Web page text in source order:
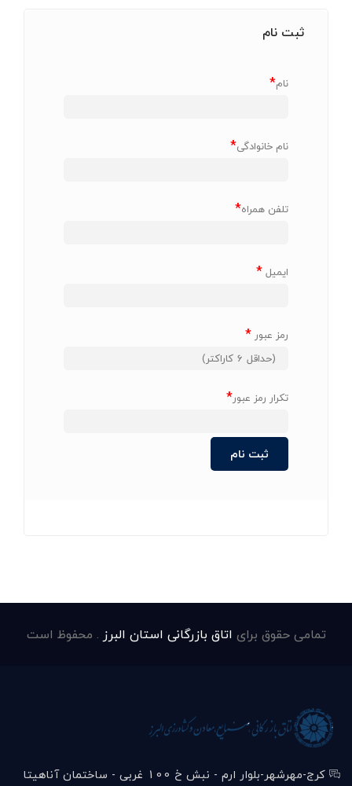
ثبت نام
نام*
نام خانوادگی*
تلفن همراه*
ایمیل*
رمز عبور *
تکرار رمز عبور*
تمامی حقوق برای اتاق بازرگانی استان البرز . محفوظ است
کرج-مهرشهر-بلوار ارم - نبش خ 100 غربی - ساختمان آناهیتا